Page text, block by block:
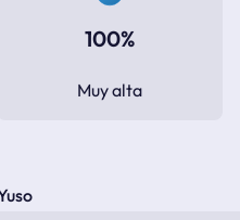
100%
Muy alta